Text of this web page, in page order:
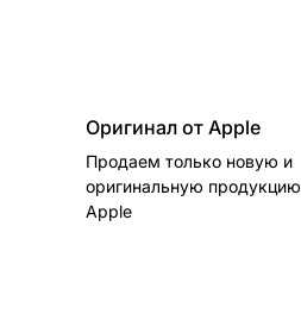
Оригинал от Apple
Продаем только новую и
оригинальную продукцию
Apple